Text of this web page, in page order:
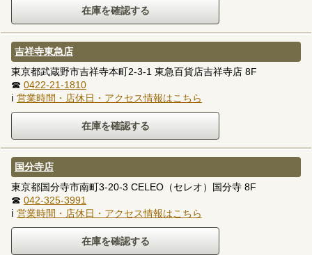
吉祥寺東急店
東京都武蔵野市吉祥寺本町2-3-1 東急百貨店吉祥寺店 8F
☎ 0422-21-1810
ℹ 営業時間・店休日・アクセス情報はこちら
国分寺店
東京都国分寺市南町3-20-3 CELEO（セレオ）国分寺 8F
☎ 042-325-3991
ℹ 営業時間・店休日・アクセス情報はこちら